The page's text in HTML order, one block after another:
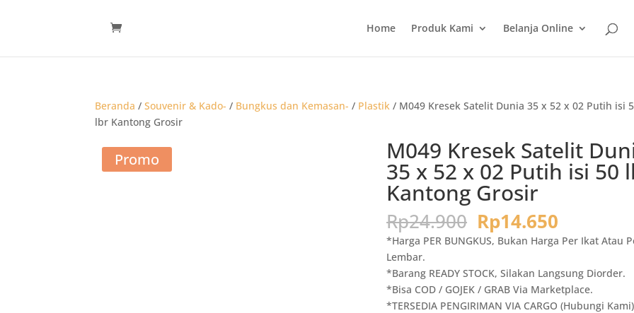
Home Produk Kami Belanja Online
Beranda /Souvenir & Kado- / Bungkus dan Kemasan- / Plastik / M049 Kresek Satelit Dunia 35 x 52 x 02 Putih isi
lbr Kantong Grosir
Promo M049 Kresek Satelit
35 x 52 x 02 Putih isi 50
Kantong Grosir
Rp24.900 Harga
aslinya
adalah:
Rp24.900.
Rp14.650
saat
ini
adalah:
*Harga PER BUNGKUS, Bukan Harga Per Ikat Atau
Lembar.
*Barang READY STOCK, Silakan Langsung Diorder.
*Bisa COD / GOJEK / GRAB Via Marketplace.
*TERSEDIA PENGIRIMAN VIA CARGO (Hubungi Kami)